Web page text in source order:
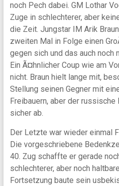
noch Pech dabei. GM Lothar
Zuge in schlechterer, aber
die Zeit. Jungstar IM Arik
zweiten Mal in Folge einen
gegen sich und das auch noch
Ein Ã¤hnlicher Coup wie am
nicht. Braun hielt lange mit,
Stellung seinen Gegner mit
Freibauern, aber der
sicher ab.
Der Letzte war wieder einmal
Die vorgeschriebene
40. Zug schaffte er gerade
schlechterer, aber noch
Fortsetzung baute sein